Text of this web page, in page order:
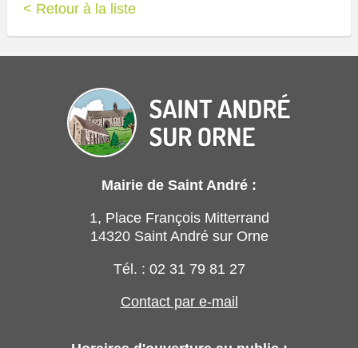
< Retour à la liste
Mairie de Saint André :
1, Place François Mitterrand
14320 Saint André sur Orne
Tél. : 02 31 79 81 27
Contact par e-mail